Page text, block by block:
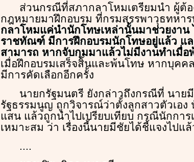
ส่วนกรณีที่สภากลาโหมเตรียมนำ ผู้ต้
กฎหมายมาฝึกอบรม ที่กรมสรรพาวุธทหา
กลาโหมแค่นำนักโทษเหล่านั้นมาช่วยงาน
ราชทัณฑ์ มีการฝึกอบรมนักโทษอยู่แล้ว แ
สามารถ หากจับกุมมาแล้วไม่มีงานทำเมื่
เมื่อฝึกอบรมเสร็จสิ้นและพ้นโทษ หากบุคค
มีการคัดเลือกอีกครั้ง
นายกรัฐมนตรี ยังกล่าวถึงกรณีที่ นาย
รัฐธรรมนูญ ถูกวิจารณ์ว่าตั้งลูกสาวตัวเอง
แสน แล้วถูกนำไปเปรียบเทียบ กรณีนักการ
เหมาะสม ว่า เรื่องนี้นายมีชัยได้ชี้แจงไปแล้
....